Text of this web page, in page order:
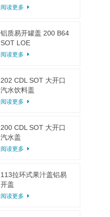
阅读更多
铝质易开罐盖 200 B64
SOT LOE
阅读更多
202 CDL SOT 大开口
汽水饮料盖
阅读更多
200 CDL SOT 大开口
汽水盖
阅读更多
113拉环式果汁盖铝易
开盖
阅读更多